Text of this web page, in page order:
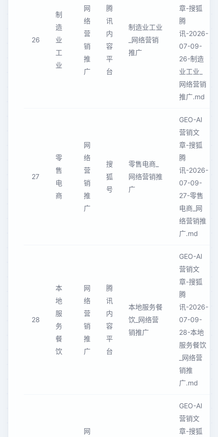
26
制
造
业
工
业
网
络
营
销
推
广
腾
讯
内
容
平
台
制造业工业
_网络营销
推广
章-搜狐
腾
讯-2026-
07-09-
26-制造
业工业_
网络营销
推广.md
27
零
售
电
商
网
络
营
销
推
广
搜
狐
号
零售电商_
网络营销推
广
GEO-AI
营销文
章-搜狐
腾
讯-2026-
07-09-
27-零售
电商_网
络营销推
广.md
28
本
地
服
务
餐
饮
网
络
营
销
推
广
腾
讯
内
容
平
台
本地服务餐
饮_网络营
销推广
GEO-AI
营销文
章-搜狐
腾
讯-2026-
07-09-
28-本地
服务餐饮
_网络营
销推
广.md
网
GEO-AI
营销文
章-搜狐